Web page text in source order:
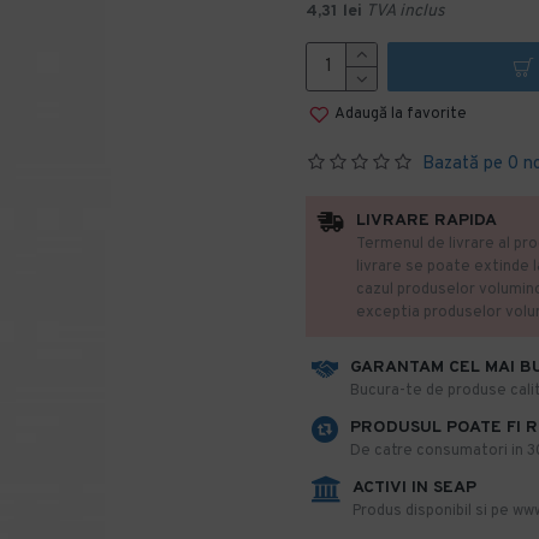
Bazată pe 0
4,31 lei TVA inclus
Adaugă la favorite
GARANTAM CEL MAI
​Bucura-te de produse
PRODUSUL POATE FI
De catre consumatori in
ACTIVI IN SEAP
Produs disponibil si pe
LIVRARE RAPIDA
Termenul de livrare al
livrare se poate extinde
cazul produselor
exceptia produselor